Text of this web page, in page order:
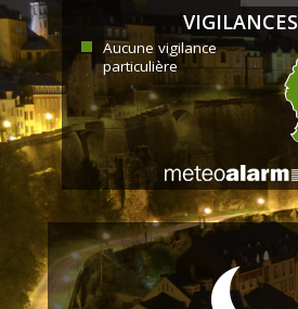
VIGILANCES
Aucune vigilance
particulière